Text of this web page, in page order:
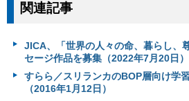
関連記事
JICA、「世界の人々の命、暮らし、
セージ作品を募集（2022年7月20日）
すらら／スリランカのBOP層向け学
（2016年1月12日）